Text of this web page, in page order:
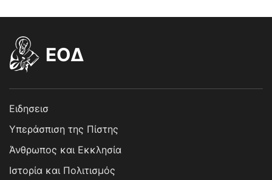
EOΔ
Ειδησεισ
Υπεράσπιση της Πίστης
Άνθρωπος και Εκκλησία
Ιστορία και Πολιτισμός